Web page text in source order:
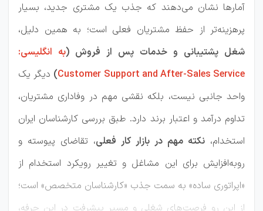
آمارها نشان می‌دهند که جذب یک مشتری جدید، بسیار
پرهزینه‌تر از حفظ مشتریان فعلی است؛ به همین دلیل،
شغل پشتیبانی و خدمات پس از فروش (به انگلیسی:
Customer Support and After-Sales Service
) دیگر یک
واحد جانبی نیست، بلکه نقشی مهم در وفاداری مشتریان،
تداوم درآمد و اعتبار برند دارد. طبق بررسی کارشناسان ایران
استخدام، نکته مهم در بازار کار فعلی، تقاضای پیوسته و
رو‌به‌افزایش برای این مشاغل و تغییر رویکرد استخدام از
«اپراتوری ساده» به سمت جذب «کارشناسان متخصص» است؛
از این رو فرصت‌های شغلی و مسیر پیشرفت در این حرفه،